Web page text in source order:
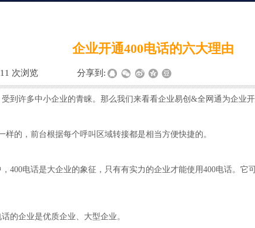
企业开通400电话的六大理由
次浏览 分享到:
到许多中小企业的青睐。那么我们来看看企业易创&全网通为企业开
的，前台根据每个呼叫区域转接都是相当方便快捷的。
400电话是大企业的象征，只有有实力的企业才能使用400电话。
的企业是优质企业、大型企业。